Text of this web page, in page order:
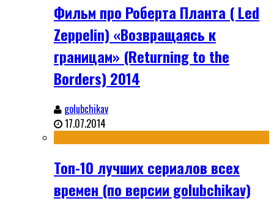
Фильм про Роберта Планта ( Led
Zeppelin) «Возвращаясь к
границам» (Returning to the
Borders) 2014
golubchikav
17.07.2014
Топ-10 лучших сериалов всех
времен (по версии golubchikav)